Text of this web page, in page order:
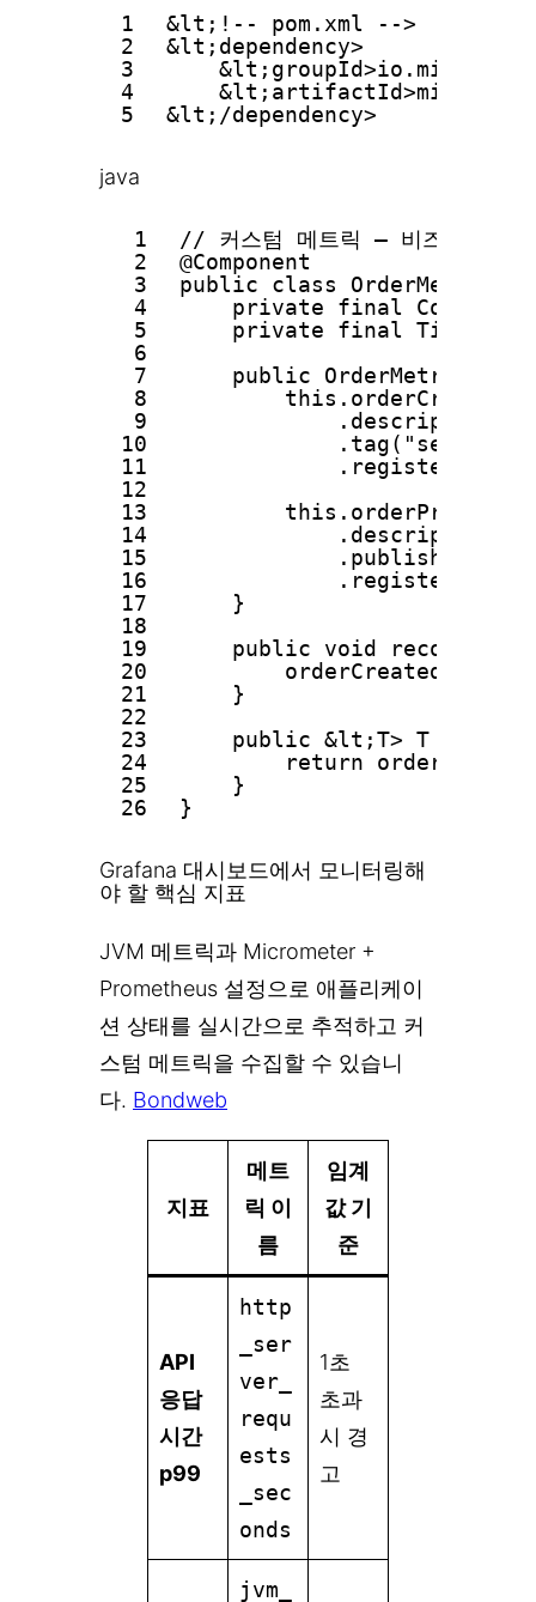
1
2
3
4
5
&lt;!-- pom.xml -->
&lt;dependency>
&lt;/dependency>
java
1
2
3
4
5
6
7
8
9
10
11
12
13
14
15
16
17
18
19
20
21
22
23
24
25
26
// 커스텀 메트릭 — 비즈니스 지
@Component
public class OrderMetrics {
private final Counter
private final Timer
public
.description("
.description("주
}
public void
}
public &lt;T> T
return
}
}
Grafana 대시보드에서 모니터링해
야 할 핵심 지표
JVM 메트릭과 Micrometer +
Prometheus 설정으로 애플리케이
션 상태를 실시간으로 추적하고 커
스텀 메트릭을 수집할 수 있습니
다. Bondweb
지표
메트
릭 이
름
임계
값 기
준
API
응답
시간
p99
http
_ser
ver_
requ
ests
_sec
onds
1초
초과
시 경
고
jvm_